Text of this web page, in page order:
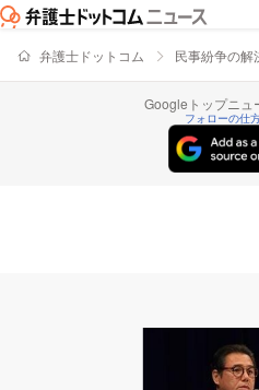
弁護士ドットコム 民事紛争の解
Googleトップニュ
フォローの仕